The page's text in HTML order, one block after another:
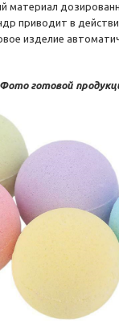
материал
приводит в
изделие
Фото готовой